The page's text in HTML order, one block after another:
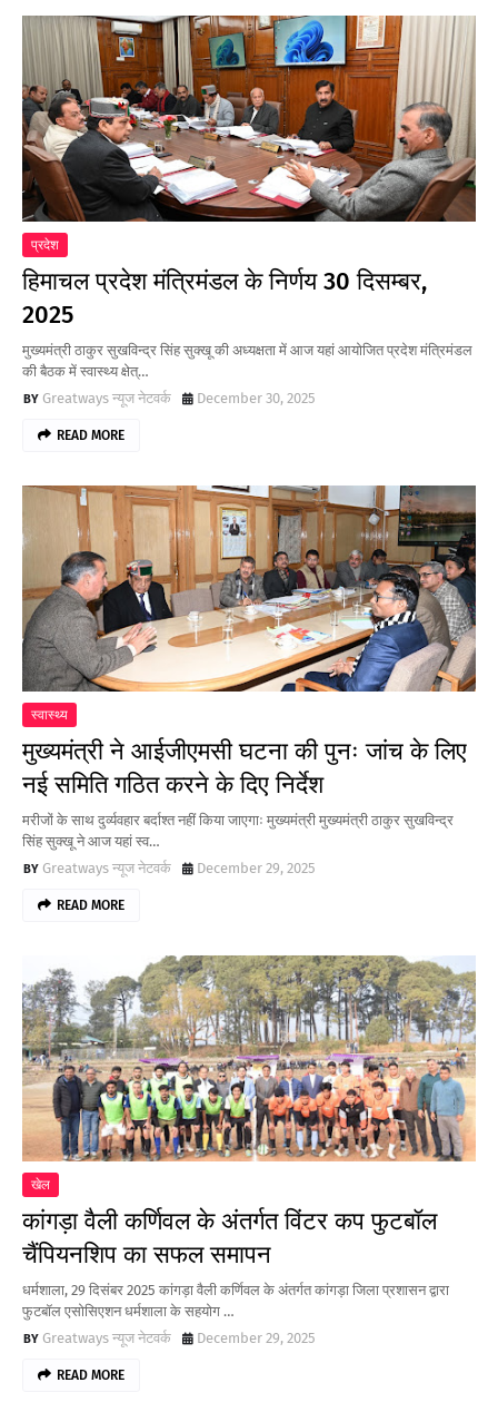
प्रदेश
हिमाचल प्रदेश मंत्रिमंडल के निर्णय 30 दिसम्बर,
2025
मुख्यमंत्री ठाकुर सुखविन्द्र सिंह सुक्खू की अध्यक्षता में आज यहां आयोजित प्रदेश मंत्रिमंडल
की बैठक में स्वास्थ्य क्षेत्…
Greatways न्यूज नेटवर्क
December 30, 2025
READ MORE
स्वास्थ्य
मुख्यमंत्री ने आईजीएमसी घटना की पुनः जांच के लिए
नई समिति गठित करने के दिए निर्देश
मरीजों के साथ दुर्व्यवहार बर्दाश्त नहीं किया जाएगाः मुख्यमंत्री मुख्यमंत्री ठाकुर सुखविन्द्र
सिंह सुक्खू ने आज यहां स्व…
Greatways न्यूज नेटवर्क
December 29, 2025
READ MORE
खेल
कांगड़ा वैली कर्णिवल के अंतर्गत विंटर कप फुटबॉल
चैंपियनशिप का सफल समापन
धर्मशाला, 29 दिसंबर 2025 कांगड़ा वैली कर्णिवल के अंतर्गत कांगड़ा जिला प्रशासन द्वारा
फुटबॉल एसोसिएशन धर्मशाला के सहयोग …
Greatways न्यूज नेटवर्क
December 29, 2025
READ MORE